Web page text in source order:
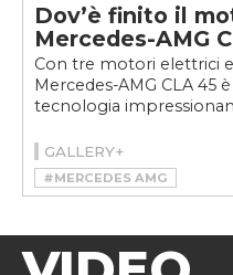
Dov’è finito il
Mercedes-AMG
Con tre motori elettrici
Mercedes-AMG CLA 45
tecnologia
GALLERY+
#MERCEDES AMG
#MERCEDES-AMG CLA 45